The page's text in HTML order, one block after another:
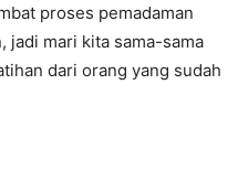
proses pemadaman
jadi mari kita sama-sama
dari orang yang sudah